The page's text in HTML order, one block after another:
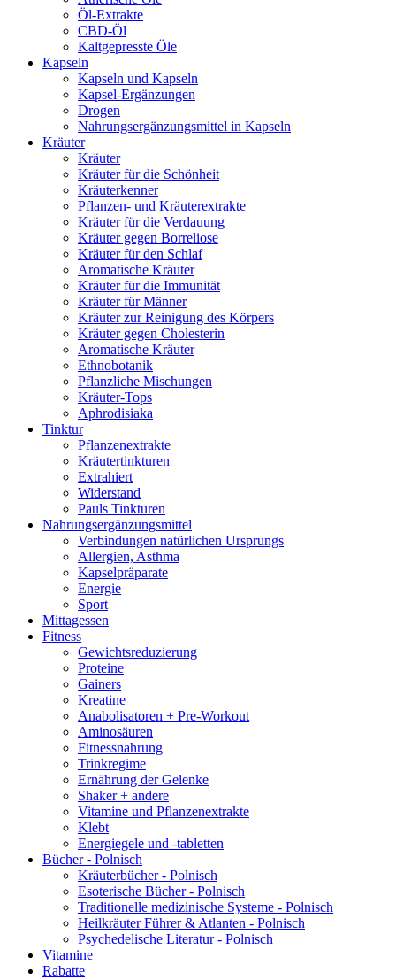
Öl-Extrakte
CBD-Öl
Kaltgepresste Öle
Kapseln
Kapseln und Kapseln
Kapsel-Ergänzungen
Drogen
Nahrungsergänzungsmittel in Kapseln
Kräuter
Kräuter
Kräuter für die Schönheit
Kräuterkenner
Pflanzen- und Kräuterextrakte
Kräuter für die Verdauung
Kräuter gegen Borreliose
Kräuter für den Schlaf
Aromatische Kräuter
Kräuter für die Immunität
Kräuter für Männer
Kräuter zur Reinigung des Körpers
Kräuter gegen Cholesterin
Aromatische Kräuter
Ethnobotanik
Pflanzliche Mischungen
Kräuter-Tops
Aphrodisiaka
Tinktur
Pflanzenextrakte
Kräutertinkturen
Extrahiert
Widerstand
Pauls Tinkturen
Nahrungsergänzungsmittel
Verbindungen natürlichen Ursprungs
Allergien, Asthma
Kapselpräparate
Energie
Sport
Mittagessen
Fitness
Gewichtsreduzierung
Proteine
Gainers
Kreatine
Anabolisatoren + Pre-Workout
Aminosäuren
Fitnessnahrung
Trinkregime
Ernährung der Gelenke
Shaker + andere
Vitamine und Pflanzenextrakte
Klebt
Energiegele und -tabletten
Bücher - Polnisch
Kräuterbücher - Polnisch
Esoterische Bücher - Polnisch
Traditionelle medizinische Systeme - Polnisch
Heilkräuter Führer & Atlanten - Polnisch
Psychedelische Literatur - Polnisch
Vitamine
Rabatte